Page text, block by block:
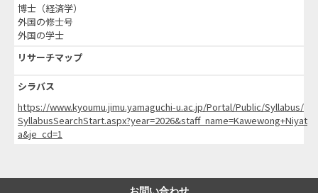
博士（経済学）
外国の修士号
外国の学士
リサーチマップ
シラバス
https://www.kyoumu.jimu.yamaguchi-u.ac.jp/Portal/Public/Syllabus/
SyllabusSearchStart.aspx?year=2026&staff_name=Kawewong+Niyat
a&je_cd=1